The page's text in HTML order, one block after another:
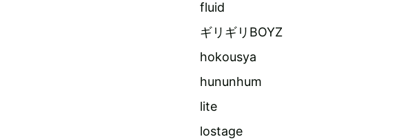
fluid
ギリギリBOYZ
hokousya
hununhum
lite
lostage